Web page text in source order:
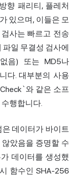
향 패리티, 플레처
있으며, 이들은 모
사는 빠르고 전송
일 무결성 검사에
음) 또는 MD5나
다. 대부분의 사용
와 같은 소프
행합니다.
데이터가 바이트
았음을 증명할 수
데이터를 생성했
함수인 SHA-256